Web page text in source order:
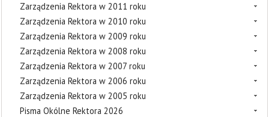
Zarządzenia Rektora w 2011 roku
Zarządzenia Rektora w 2010 roku
Zarządzenia Rektora w 2009 roku
Zarządzenia Rektora w 2008 roku
Zarządzenia Rektora w 2007 roku
Zarządzenia Rektora w 2006 roku
Zarządzenia Rektora w 2005 roku
Pisma Okólne Rektora 2026